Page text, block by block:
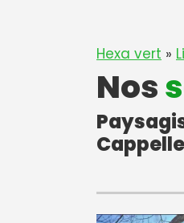
Hexa vert »
Nos